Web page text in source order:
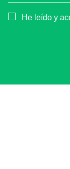
Consentimiento
He leído y